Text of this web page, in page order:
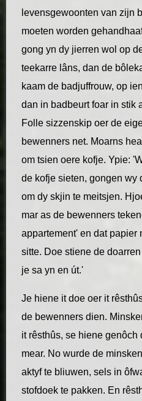
levensgewoonten van zijn
moeten worden
gong yn dy jierren wol op
teekarre lâns, dan de
kaam de badjuffrouw, op
dan in badbeurt foar in stik
Folle sizzenskip oer de
bewenners net. Moarns
om tsien oere kofje. Ypie:
de kofje sieten, gongen wy
om dy skjin te meitsjen.
mar as de bewenners
appartement' en dat papier
sitte. Doe stiene de
je sa yn en út.'
Je hiene it doe oer it
de bewenners dien.
it rêsthûs, se hiene
mear. No wurde de
aktyf te bliuwen, sels in
stofdoek te pakken. En